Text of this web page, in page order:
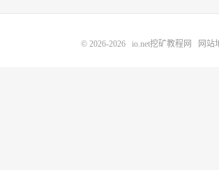
© 2026-2026 io.net挖矿教程网 网站